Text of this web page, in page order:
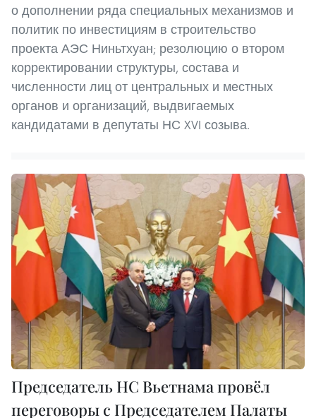
о дополнении ряда специальных механизмов и
политик по инвестициям в строительство
проекта АЭС Ниньтхуан; резолюцию о втором
корректировании структуры, состава и
численности лиц от центральных и местных
органов и организаций, выдвигаемых
кандидатами в депутаты НС XVI созыва.
Председатель НС Вьетнама провёл
переговоры с Председателем Палаты